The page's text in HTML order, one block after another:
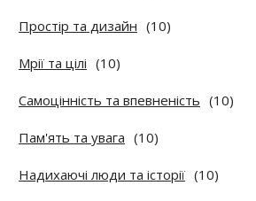
Простір та дизайн (10)
Мрії та цілі (10)
Самоцінність та впевненість (10)
Пам'ять та увага (10)
Надихаючі люди та історії (10)